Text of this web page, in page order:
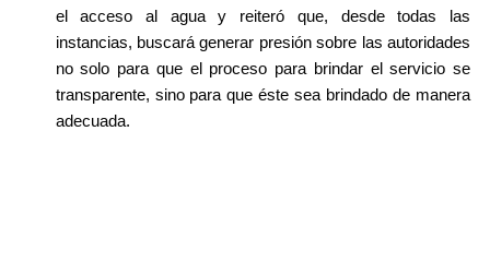
el acceso al agua y reiteró que, desde todas las
instancias, buscará generar presión sobre las autoridades
no solo para que el proceso para brindar el servicio se
transparente, sino para que éste sea brindado de manera
adecuada.